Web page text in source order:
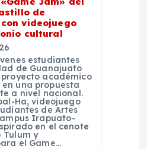
de
videojuego
cultural
estudiantes
de Guanajuato
académico
una propuesta
a nivel nacional.
Ha, videojuego
de Artes
Irapuato–
en el cenote
Tulum y
el Game…